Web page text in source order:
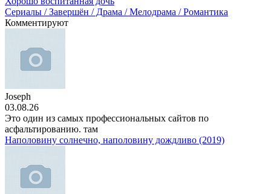
Сериалы / Завершён / Драма / Мелодрама / Романтика
Комментируют
Joseph
03.08.26
Это один из самых профессиональных сайтов по
асфальтированию. там
Наполовину солнечно, наполовину дождливо (2019)